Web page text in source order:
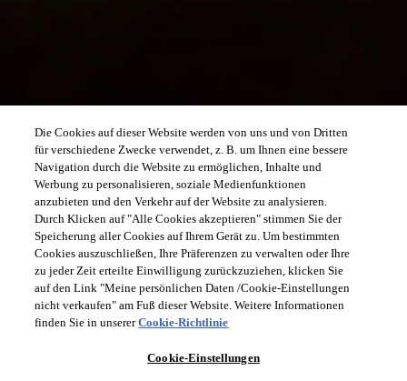
Die Cookies auf dieser Website werden von uns und von Dritten
für verschiedene Zwecke verwendet, z. B. um Ihnen eine bessere
Navigation durch die Website zu ermöglichen, Inhalte und
Werbung zu personalisieren, soziale Medienfunktionen
anzubieten und den Verkehr auf der Website zu analysieren.
Durch Klicken auf "Alle Cookies akzeptieren" stimmen Sie der
Speicherung aller Cookies auf Ihrem Gerät zu. Um bestimmten
Cookies auszuschließen, Ihre Präferenzen zu verwalten oder Ihre
zu jeder Zeit erteilte Einwilligung zurückzuziehen, klicken Sie
auf den Link "Meine persönlichen Daten /Cookie-Einstellungen
nicht verkaufen" am Fuß dieser Website. Weitere Informationen
finden Sie in unsererCookie-Richtlinie
Cookie-Einstellungen